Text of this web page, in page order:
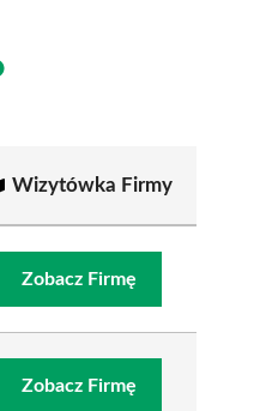
Wizytówka Firmy
Zobacz Firmę
Zobacz Firmę